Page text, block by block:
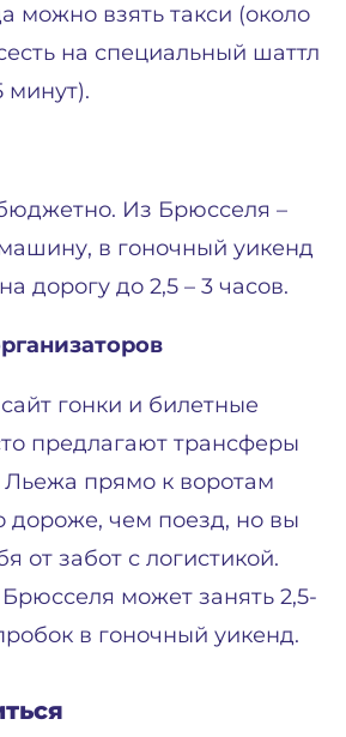
можно взять такси (около
на специальный шаттл
минут).
Из Брюсселя –
в гоночный уикенд
дорогу до 2,5 – 3 часов.
гонки и билетные
предлагают трансферы
прямо к воротам
дороже, чем поезд, но вы
от забот с логистикой.
может занять 2,5-
в гоночный уикенд.